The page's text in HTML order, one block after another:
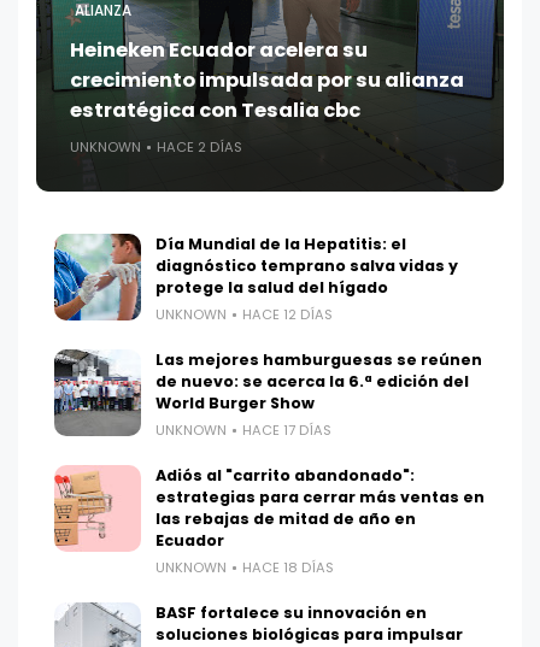
ALIANZA
Heineken Ecuador acelera su
crecimiento impulsada por su alianza
estratégica con Tesalia cbc
UNKNOWN HACE 2 DÍAS
Día Mundial de la Hepatitis: el
diagnóstico temprano salva vidas y
protege la salud del hígado
UNKNOWN HACE 12 DÍAS
Las mejores hamburguesas se reúnen
de nuevo: se acerca la 6.ª edición del
World Burger Show
UNKNOWN HACE 17 DÍAS
Adiós al "carrito abandonado":
estrategias para cerrar más ventas en
las rebajas de mitad de año en
Ecuador
UNKNOWN HACE 18 DÍAS
BASF fortalece su innovación en
soluciones biológicas para impulsar